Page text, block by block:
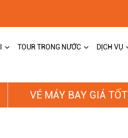
TOUR TRONG NƯỚC DỊCH VỤ
VÉ MÁY BAY GIÁ TỐT